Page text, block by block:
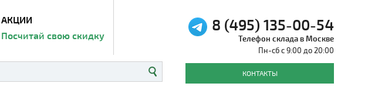
АКЦИИ
Посчитай свою скидку
8 (495) 135-00-54
Телефон склада в Москве
Пн-сб с 9:00 до 20:00
КОНТАКТЫ